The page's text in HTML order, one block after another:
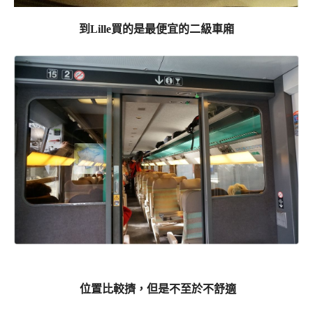
到Lille買的是最便宜的二級車廂
位置比較擠，但是不至於不舒適